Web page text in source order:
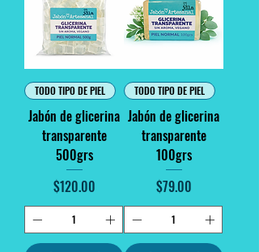
TODO TIPO DE PIEL
Jabón de glicerina
transparente
500grs
Precio
$120.00
TODO TIPO DE PIEL
Jabón de glicerina
transparente
100grs
Precio
$79.00